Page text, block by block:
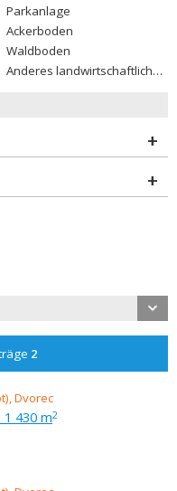
Parkanlage
Ackerboden
Waldboden
Anderes landwirtschaftliches Grundstück
2
430 m2